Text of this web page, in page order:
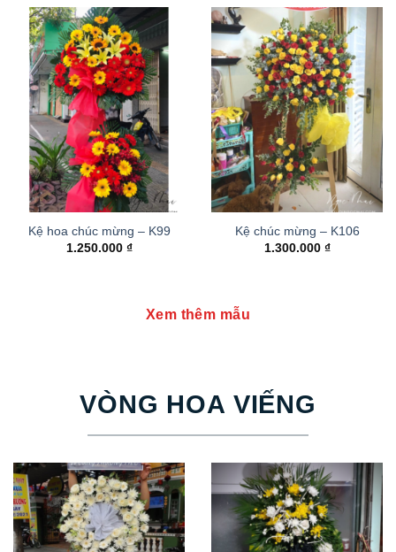
Kệ hoa chúc mừng – K99
1.250.000 ₫
Kệ chúc mừng – K106
1.300.000 ₫
Xem thêm mẫu
VÒNG HOA VIẾNG